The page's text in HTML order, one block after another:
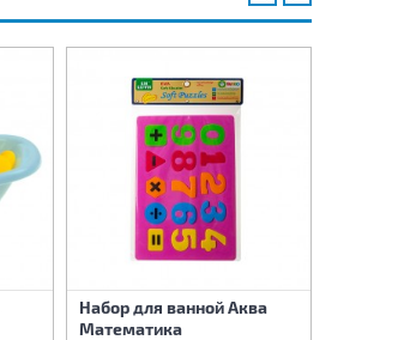
Набор для ванной Аква
Математика